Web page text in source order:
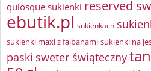
quiosque sukienki reserved
ebutik.pl sukienkach
sukienki maxi z falbanami sukienki na
paski sweter świąteczny